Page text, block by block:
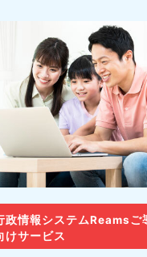
政情報システムReamsご
けサービス